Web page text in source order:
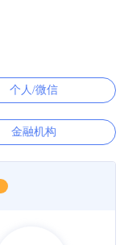
个人/微信
金融机构